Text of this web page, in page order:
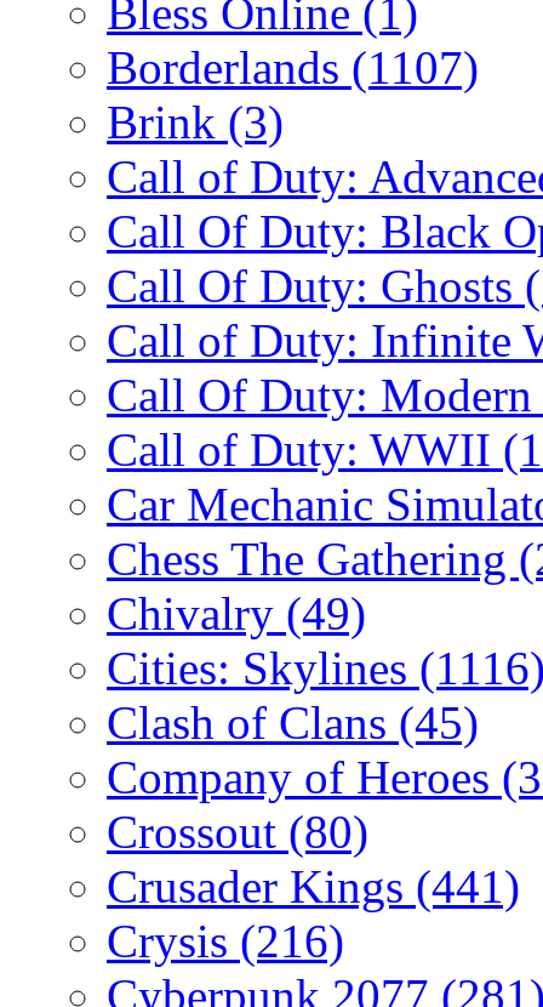
Bless Online (1)
Borderlands (1107)
Brink (3)
Call of Duty:
Call Of Duty: Black
Call Of Duty: Ghosts
Call of Duty: Infinite
Call Of Duty:
Call of Duty: WWII
Car Mechanic
Chess The Gathering
Chivalry (49)
Cities: Skylines
Clash of Clans (45)
Company of Heroes
Crossout (80)
Crusader Kings (441)
Crysis (216)
Cyberpunk 2077